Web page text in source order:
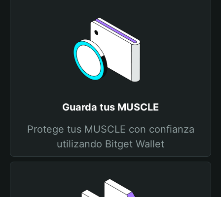
Guarda tus MUSCLE
Protege tus MUSCLE con confianza
utilizando Bitget Wallet